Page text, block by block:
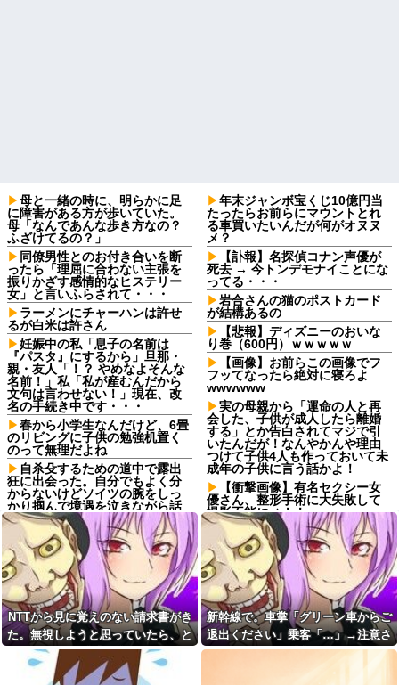
母と一緒の時に、明らかに足
に障害がある方が歩いていた。
母「なんであんな歩き方なの？
ふざけてるの？」
同僚男性とのお付き合いを断
ったら「理屈に合わない主張を
振りかざす感情的なヒステリー
女」と言いふらされて・・・
ラーメンにチャーハンは許せ
るが白米は許さん
妊娠中の私「息子の名前は
『パスタ』にするから」旦那・
親・友人「！？ やめなよそんな
名前！」私「私が産むんだから
文句は言わせない！」現在、改
名の手続き中です・・・
春から小学生なんだけど、6畳
のリビングに子供の勉強机置く
のって無理だよね
自杀殳するための道中で露出
狂に出会った。自分でもよく分
からないけどソイツの腕をしっ
かり掴んで境遇を泣きながら話
した。すると露出狂は…
コトメ「あなたには無理でし
ょ？」私「できますけど？」→
何も知らない前提で話しかけて
くるコトメが止まらず…
彼氏から突然振られた。理由
を聞くと「生ハムチーズクレー
プ食べたから」と言われて…
転勤がなくて家から近くて仕
事も楽そうだけど一人暮らしす
るチャンスを逃してずっと実家
暮らしになりそう
年末ジャンボ宝くじ10億円当
たったらお前らにマウントとれ
る車買いたいんだが何がオヌヌ
メ？
【訃報】名探偵コナン声優が
死去 → 今トンデモナイことにな
ってる・・・
岩合さんの猫のポストカード
が結構あるの
【悲報】ディズニーのおいな
り巻（600円）ｗｗｗｗｗ
【画像】お前らこの画像でフ
フッてなったら絶対に寝ろよ
wwwwww
実の母親から「運命の人と再
会した、子供が成人したら離婚
する」とか告白されてマジで引
いたんだが！なんやかんや理由
つけて子供4人も作っておいて未
成年の子供に言う話かよ！
【衝撃画像】有名セクシー女
優さん、整形手術に大失敗して
撮影不能に⇒！！
取引先の接待で彼氏が突然
「ミスタァァアァァァァアアア
アァァ、ムンラァァァイ！」
切迫流産で自宅安静の私…な
のに義弟が「シャワー貸して」
「泊めて」と嫌がらせレベルの
連続突撃！夫経由で断ると私に
直接LINEしてきて絶句←大人し
く自宅の風呂に入れよ
【正論】今の20代「タモリっ
NTTから見に覚えのない請求書がき
た。無視しようと思っていたら、と
んでもない事実が判明して…
新幹線で。車掌「グリーン車からご
退出ください」乗客「…」→注意さ
れても動かない乗客を見ていたら、
その直後まさかの展開に…